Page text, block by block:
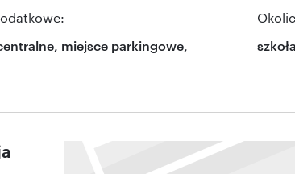
miejsce parkingowe,